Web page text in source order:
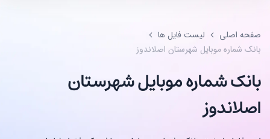
صفحه اصلی
لیست فایل ها
بانک شماره موبایل شهرستان اصلاندوز
بانک شماره موبایل شهرستان
اصلاندوز